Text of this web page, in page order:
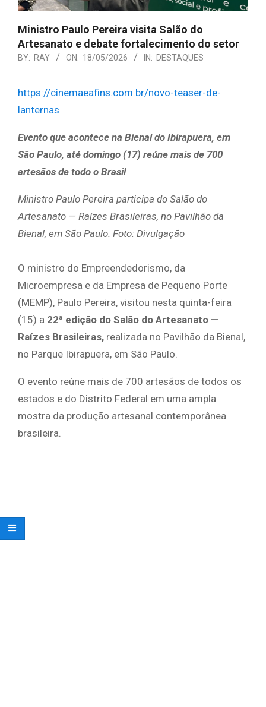
Ministro Paulo Pereira visita Salão do
Artesanato e debate fortalecimento do setor
BY: RAY ON: 18/05/2026 IN: DESTAQUES
https://cinemaeafins.com.br/novo-teaser-de-
lanternas
Evento que acontece na Bienal do Ibirapuera, em
São Paulo, até domingo (17) reúne mais de 700
artesãos de todo o Brasil
Ministro Paulo Pereira participa do Salão do
Artesanato — Raízes Brasileiras, no Pavilhão da
Bienal, em São Paulo. Foto: Divulgação
O ministro do Empreendedorismo, da
Microempresa e da Empresa de Pequeno Porte
(MEMP), Paulo Pereira, visitou nesta quinta-feira
(15) a 22ª edição do Salão do Artesanato —
Raízes Brasileiras, realizada no Pavilhão da Bienal,
no Parque Ibirapuera, em São Paulo.
O evento reúne mais de 700 artesãos de todos os
estados e do Distrito Federal em uma ampla
mostra da produção artesanal contemporânea
brasileira.